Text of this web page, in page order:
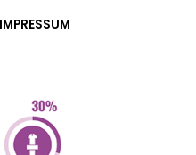
IMPRESSUM